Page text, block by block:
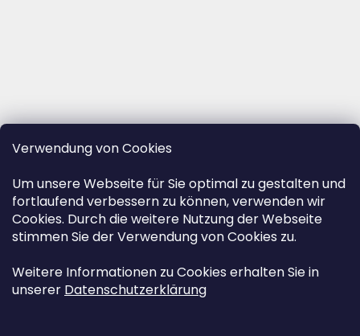
Verwendung von Cookies
Um unsere Webseite für Sie optimal zu gestalten und
fortlaufend verbessern zu können, verwenden wir
Cookies. Durch die weitere Nutzung der Webseite
stimmen Sie der Verwendung von Cookies zu.
Weitere Informationen zu Cookies erhalten Sie in
unserer Datenschutzerklärung